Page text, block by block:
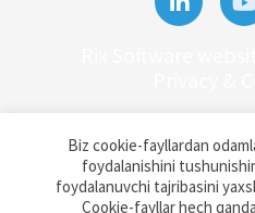
Docklands
Biz cookie-fayllardan
foydalanishini
foydalanuvchi tajribasini
Cookie-fayllar hech